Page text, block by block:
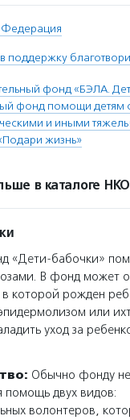
Федерация
поддержку
фонд «БЭЛА.
фонд помощи детям
и иными
жизнь»
в каталоге НКО
«Дети-бабочки»
В фонд может
которой рожден
или
уход за
Обычно фонду
помощь двух видов:
волонтеров,